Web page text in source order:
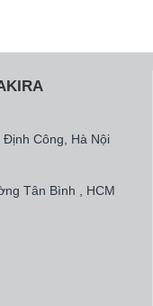
Công, Hà Nội
Tân Bình , HCM